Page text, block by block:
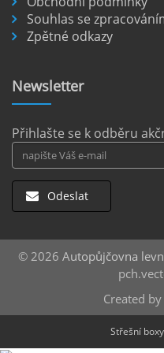
Letiště Berlín
dopravním
okolních
číst :celý článek
Souhlas se
Zpětné odkazy
Newsletter
Přihlašte se k odběru
Odeslat
© 2026 Autopůjčovna
Created by
Střešní boxy